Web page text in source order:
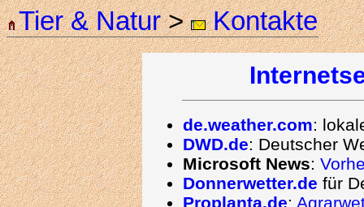
Tier & Natur> Kontakte
de.weather.com:
DWD.de: Deutscher
Microsoft News:
Donnerwetter.de für
Proplanta.de: